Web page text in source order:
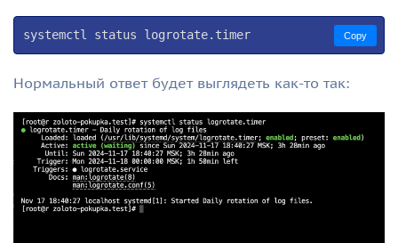
systemctl status logrotate.timer Copy
Нормальный ответ будет выглядеть как-то так: